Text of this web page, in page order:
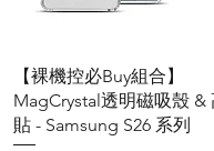
快速瀏覽
【裸機控必Buy組合】
MagCrystal透明磁吸殼 &
貼 - Samsung S26 系列